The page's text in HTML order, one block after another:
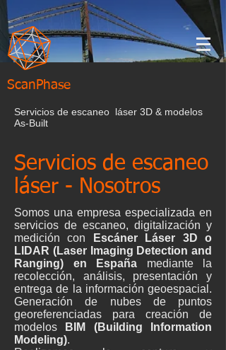
ScanPhase
Servicios de escaneo láser 3D & modelos
As-Built
Servicios de escaneo
láser - Nosotros
Somos una empresa especializada en
servicios de escaneo, digitalización y
medición con
Escáner Láser 3D o
LIDAR (Laser Imaging Detection and
Ranging) en España mediante la
recolección, análisis, presentación y
entrega de la información geoespacial.
Generación de nubes de puntos
georeferenciadas para creación de
modelos
BIM (Building Information
Modeling).